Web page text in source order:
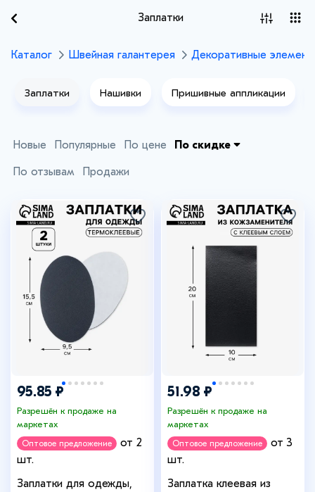
Заплатки
Каталог Швейная галантерея Декоративные
Заплатки Нашивки Пришивные аппликации
Новые Популярные По цене По скидке
По отзывам Продажи
95.85 ₽
Разрешён к продаже на
маркетах
Оптовое предложение
от 2
шт.
Заплатки для одежды,
51.98 ₽
Разрешён к продаже на
маркетах
Оптовое предложение
от 3
шт.
Заплатка клеевая из